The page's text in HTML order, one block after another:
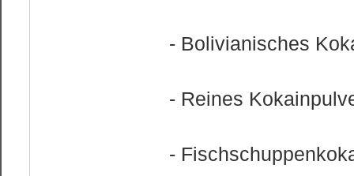
- Bolivianisches
- Reines
-